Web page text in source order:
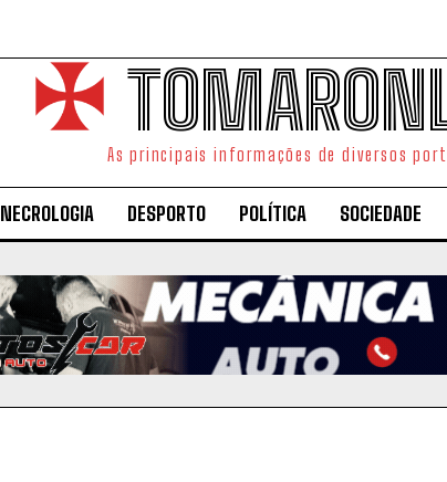
As principais informações de diversos
NECROLOGIA DESPORTO POLÍTICA SOCIEDADE